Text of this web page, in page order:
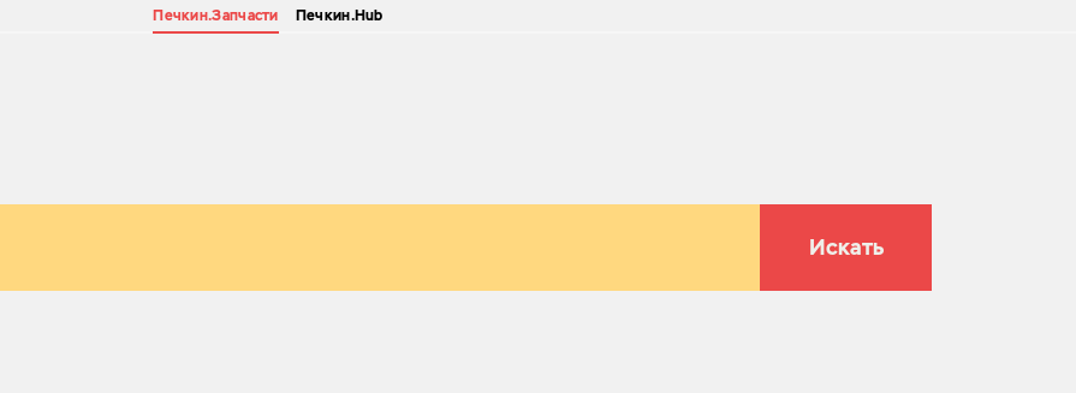
Печкин.Запчасти Печкин.Hub
Искать